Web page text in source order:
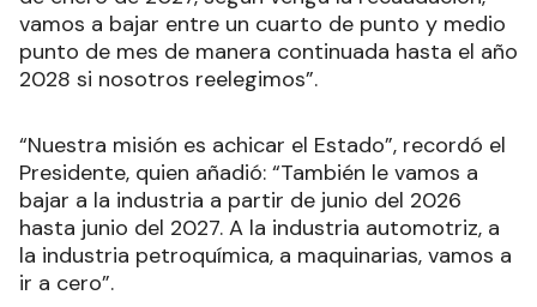
vamos a bajar entre un cuarto de punto y medio
punto de mes de manera continuada hasta el año
2028 si nosotros reelegimos”.
“Nuestra misión es achicar el Estado”, recordó el
Presidente, quien añadió: “También le vamos a
bajar a la industria a partir de junio del 2026
hasta junio del 2027. A la industria automotriz, a
la industria petroquímica, a maquinarias, vamos a
ir a cero”.